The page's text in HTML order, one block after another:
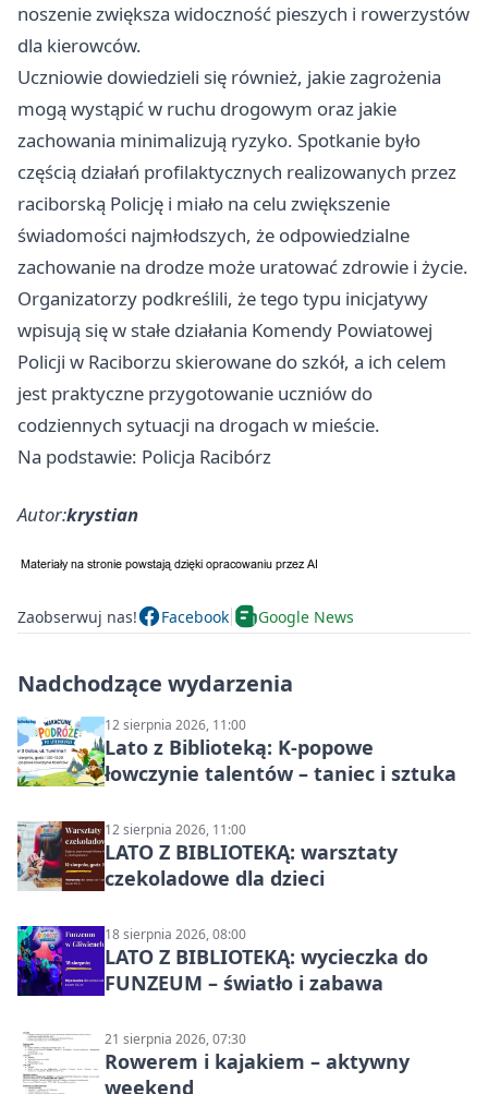
noszenie zwiększa widoczność pieszych i rowerzystów
dla kierowców.
Uczniowie dowiedzieli się również, jakie zagrożenia
mogą wystąpić w ruchu drogowym oraz jakie
zachowania minimalizują ryzyko. Spotkanie było
częścią działań profilaktycznych realizowanych przez
raciborską Policję i miało na celu zwiększenie
świadomości najmłodszych, że odpowiedzialne
zachowanie na drodze może uratować zdrowie i życie.
Organizatorzy podkreślili, że tego typu inicjatywy
wpisują się w stałe działania Komendy Powiatowej
Policji w Raciborzu skierowane do szkół, a ich celem
jest praktyczne przygotowanie uczniów do
codziennych sytuacji na drogach w mieście.
Na podstawie: Policja Racibórz
Autor:krystian
Zaobserwuj nas! Facebook Google News
Nadchodzące wydarzenia
12 sierpnia 2026, 11:00
Lato z Biblioteką: K-popowe
łowczynie talentów – taniec i sztuka
12 sierpnia 2026, 11:00
LATO Z BIBLIOTEKĄ: warsztaty
czekoladowe dla dzieci
18 sierpnia 2026, 08:00
LATO Z BIBLIOTEKĄ: wycieczka do
FUNZEUM – światło i zabawa
21 sierpnia 2026, 07:30
Rowerem i kajakiem – aktywny
weekend